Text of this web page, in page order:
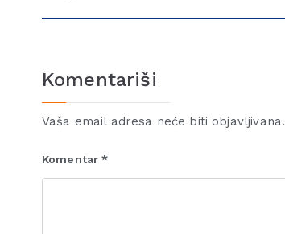
Komentariši
Vaša email adresa neće biti objavljivana.
Komentar*